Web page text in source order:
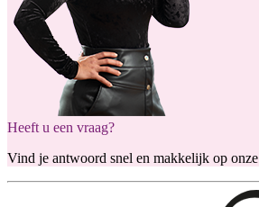
Heeft u een vraag?
Vind je antwoord snel en makkelijk op onze